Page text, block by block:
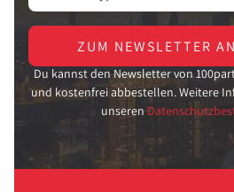
ZUM NEWSLETTER
Du kannst den Newsletter von
und kostenfrei abbestellen. Weitere
unseren